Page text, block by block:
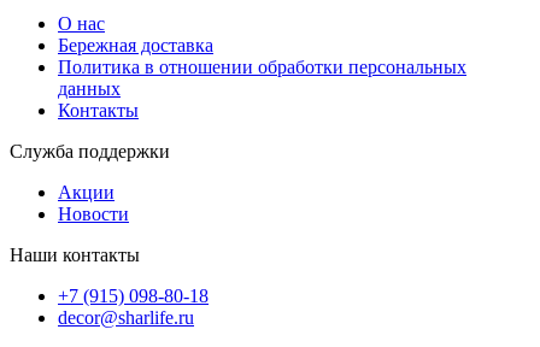
О нас
Бережная доставка
Политика в отношении обработки персональных
данных
Контакты
Служба поддержки
Акции
Новости
Наши контакты
+7 (915) 098-80-18
decor@sharlife.ru